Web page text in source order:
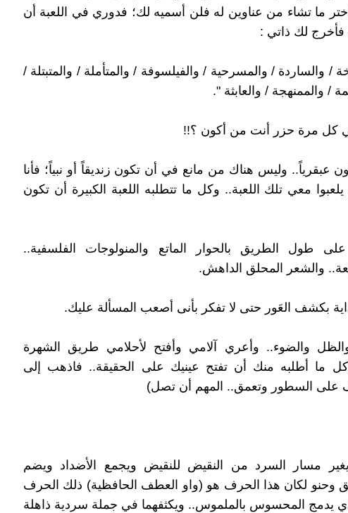
ما تشاء من عناوين له فلن أسميه لك؛ فدوري في اللعبة أن
لك ذاتي :
/ والساردة / والمسرحية / والفيلسوفة / والمتأملة / والمتبتلة /
/ والممنهجة / والعابثة ".
كل مرة حزر أنت من أكون ؟!!
وليس هناك من مانع في أن تكون زنديقاً أو نبياً؛ فأنا
معي تلك اللعبة.. وكل ما تتطلبه اللعبة الكبيرة أن تكون
طول الطريق بالحوار الماتع والمنولوجات الفلسفية..
والشعر المحلق الداهش.
بكشف العَور حتى لا تفكر بأنى أصعب المسألة عليك.
والضوء.. وأعري آلامي وأفتح لأحلامي طريق الشهرة
ما أطلبه منك أن تفتح عينيك على الحقيقة.. فاذهب إلى
على السطور وتعمق.. المهم أن تصل)
مسار السرد من النقيض للنقيض ويجمع الأضداد ويضم
وحنو لكان هذا الحرف هو (واو العطف الحافظية) ذلك الحرف
يدمج المحسوس بالملموس.. ويكثفهما في جملة سردية ذاهلة